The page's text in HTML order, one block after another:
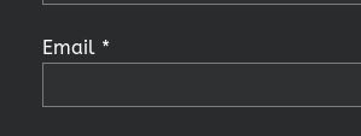
Email *